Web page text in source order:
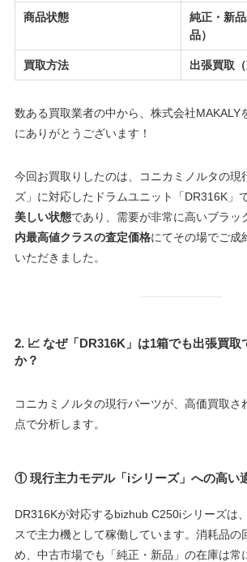
商品状態
純正・新
品）
買取方法 出張買取（
数ある買取業者の中から、株式会社MAKALY
にありがとうございます！
今回お買取りしたのは、コニカミノルタの現
ズ」に対応したドラムユニット「DR316K」で
美しい状態であり、需要が非常に高いブラッ
内最高値クラスの査定価格にてその場でご成
いただきました。
2. 📈 なぜ「DR316K」は1箱でも出張買取
か？
コニカミノルタの現行パーツが、高価買取さ
点で分析します。
① 現行主力モデル「iシリーズ」への高い
DR316Kが対応するbizhub C250iシリーズは
スで主力機として稼働しています。消耗品の
め、中古市場でも「純正・新品」の在庫は常